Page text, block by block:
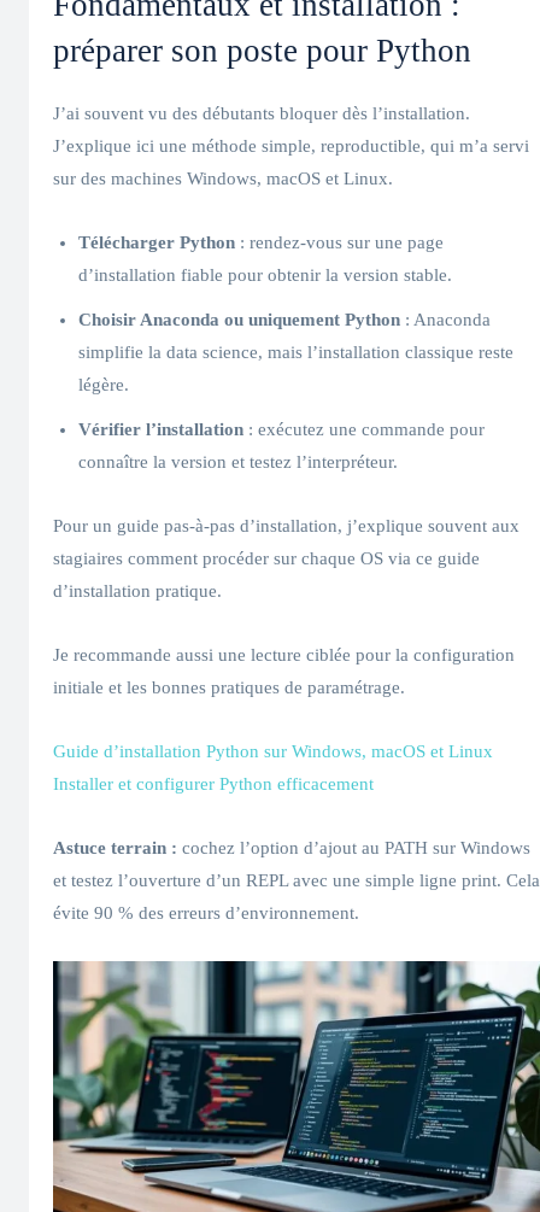
préparer son poste pour Python
J’ai souvent vu des débutants bloquer dès l’installation.
J’explique ici une méthode simple, reproductible, qui m’a servi
sur des machines Windows, macOS et Linux.
Télécharger Python : rendez-vous sur une page
d’installation fiable pour obtenir la version stable.
Choisir Anaconda ou uniquement Python : Anaconda
simplifie la data science, mais l’installation classique reste
légère.
Vérifier l’installation : exécutez une commande pour
connaître la version et testez l’interpréteur.
Pour un guide pas-à-pas d’installation, j’explique souvent aux
stagiaires comment procéder sur chaque OS via ce guide
d’installation pratique.
Je recommande aussi une lecture ciblée pour la configuration
initiale et les bonnes pratiques de paramétrage.
Guide d’installation Python sur Windows, macOS et Linux
Installer et configurer Python efficacement
Astuce terrain : cochez l’option d’ajout au PATH sur Windows
et testez l’ouverture d’un REPL avec une simple ligne print. Cela
évite 90 % des erreurs d’environnement.